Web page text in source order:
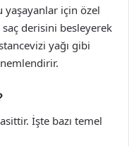
için özel
derisini besleyerek
yağı gibi
İşte bazı temel